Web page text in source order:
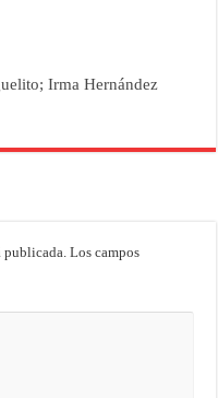
Irma Hernández
Los campos